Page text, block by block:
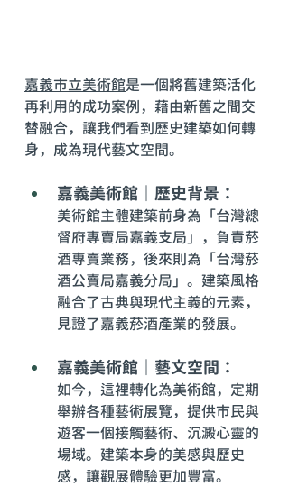
嘉義市立美術館是一個將舊建築活化
再利用的成功案例，藉由新舊之間交
替融合，讓我們看到歷史建築如何轉
身，成為現代藝文空間。
嘉義美術館｜歷史背景：
美術館主體建築前身為 「台灣總
督府專賣局嘉義支局」，負責菸
酒專賣業務，後來則為 「台灣菸
酒公賣局嘉義分局 」 。建築風格
融合了古典與現代主義的元素，
見證了嘉義菸酒產業的發展。
嘉義美術館｜藝文空間：
如今，這裡轉化為美術館，定期
舉辦各種藝術展覽，提供市民與
遊客一個接觸藝術、沉澱心靈的
場域。建築本身的美感與歷史
感，讓觀展體驗更加豐富。